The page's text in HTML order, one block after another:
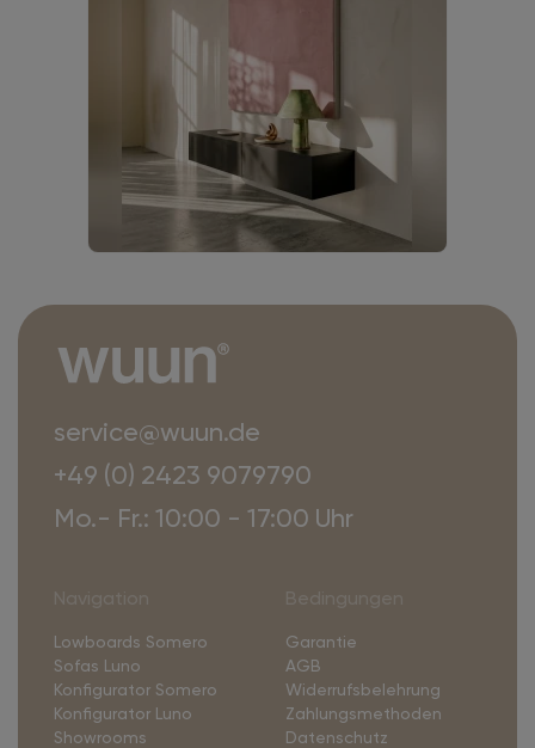
service@wuun.de
+49 (0) 2423 9079790
Mo.- Fr.: 10:00 - 17:00 Uhr
Lowboards Somero
Sofas Luno
Konfigurator Somero
Konfigurator Luno
Showrooms
Garantie
AGB
Widerrufsbelehrung
Zahlungsmethoden
Datenschutz